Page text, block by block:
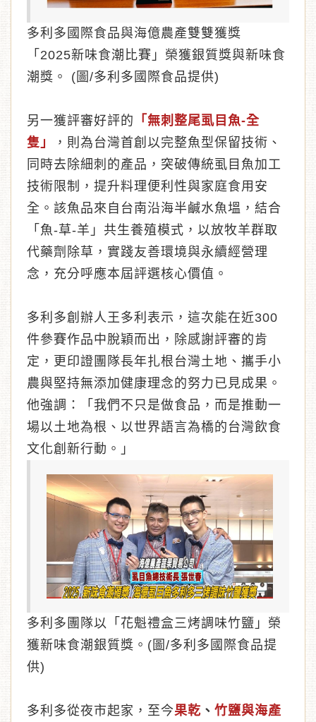
多利多國際食品與海億農產雙雙獲獎
「2025新味食潮比賽」榮獲銀質獎與新味食
潮獎。 (圖/多利多國際食品提供)
另一獲評審好評的
「無刺整尾虱目魚-全
隻」
，則為台灣首創以完整魚型保留技術、
同時去除細刺的產品，突破傳統虱目魚加工
技術限制，提升料理便利性與家庭食用安
全。該魚品來自台南沿海半鹹水魚塭，結合
「魚-草-羊」共生養殖模式，以放牧羊群取
代藥劑除草，實踐友善環境與永續經營理
念，充分呼應本屆評選核心價值。
多利多創辦人王多利表示，這次能在近300
件參賽作品中脫穎而出，除感謝評審的肯
定，更印證團隊長年扎根台灣土地、攜手小
農與堅持無添加健康理念的努力已見成果。
他強調：「我們不只是做食品，而是推動一
場以土地為根、以世界語言為橋的台灣飲食
文化創新行動。」
多利多團隊以「花魁禮盒三烤調味竹鹽」榮
獲新味食潮銀質獎。(圖/多利多國際食品提
供)
多利多從夜市起家，至今果乾 、竹鹽與海產